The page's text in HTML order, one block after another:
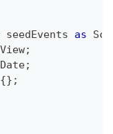
seedEvents as
;
;
{} ;